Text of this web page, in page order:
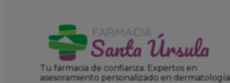
Tu farmacia de confianza. Expertos en
asesoramiento personalizado en dermatología